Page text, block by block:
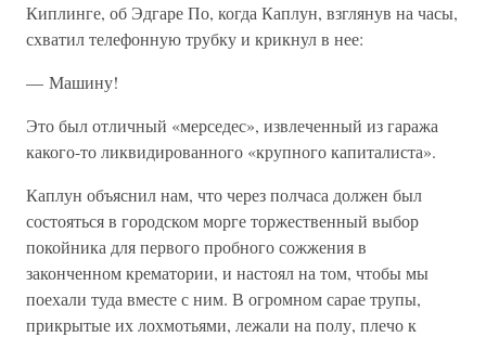
Киплинге, об Эдгаре По, когда Каплун, взглянув на часы,
схватил телефонную трубку и крикнул в нее:
— Машину!
Это был отличный «мерседес», извлеченный из гаража
какого-то ликвидированного «крупного капиталиста».
Каплун объяснил нам, что через полчаса должен был
состояться в городском морге торжественный выбор
покойника для первого пробного сожжения в
законченном крематории, и настоял на том, чтобы мы
поехали туда вместе с ним. В огромном сарае трупы,
прикрытые их лохмотьями, лежали на полу, плечо к